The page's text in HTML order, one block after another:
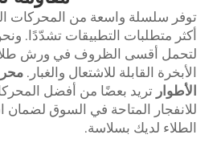
توفر سلسلة واسعة من المحركات
أكثر متطلبات التطبيقات تشدّدًا.
لتحمل أقسى الظروف في ورش
الأبخرة القابلة للاشتعال والغبار.
الأطوار تريد بعضًا من أفضل
للانفجار المتاحة في السوق
الطلاء لديك بسلاسة.